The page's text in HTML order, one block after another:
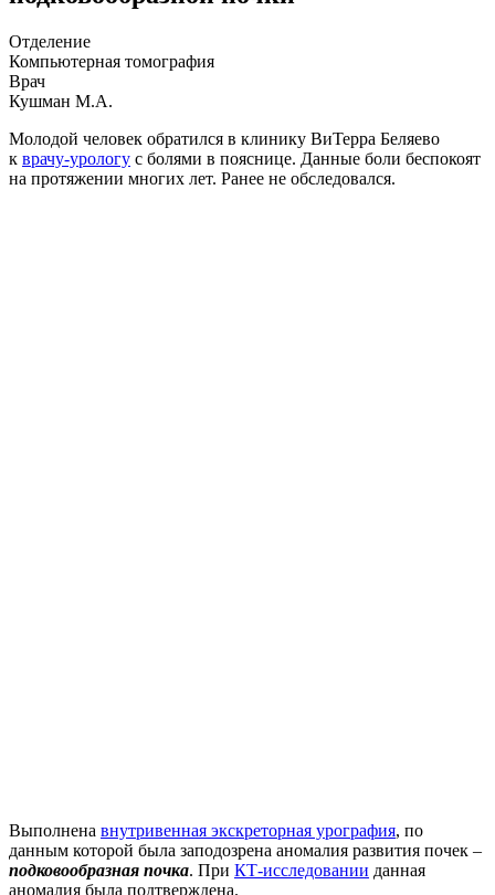
Отделение
Компьютерная томография
Врач
Кушман М.А.
Молодой человек обратился в клинику ВиТерра Беляево
к врачу-урологу с болями в пояснице. Данные боли беспокоят
на протяжении многих лет. Ранее не обследовался.
Выполнена внутривенная экскреторная урография, по
данным которой была заподозрена аномалия развития почек –
подковообразная почка. При КТ-исследовании данная
аномалия была подтверждена.